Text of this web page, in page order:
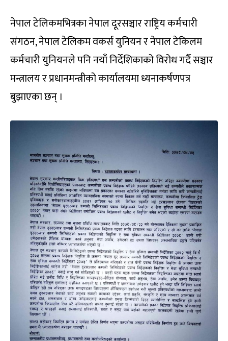
नेपाल टेलिकमभित्रका नेपाल दूरसञ्चार राष्ट्रिय कर्मचारी
संगठन, नेपाल टेलिकम वकर्स युनियन र नेपाल टेकिलम
कर्मचारी युनियनले पनि नयाँ निर्देशिकाको विरोध गर्दै सञ्चार
मन्त्रालय र प्रधानमन्त्रीको कार्यालयमा ध्यनाकर्षणपत्र
बुझाएका छन् ।